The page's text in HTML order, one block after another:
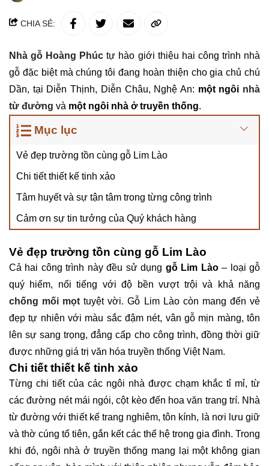
CHIA SẺ:
Nhà gỗ Hoàng Phúc tự hào giới thiệu hai công trình nhà
gỗ đặc biệt mà chúng tôi đang hoàn thiện cho gia chủ chú
Dần, tại Diễn Thịnh, Diễn Châu, Nghệ An: một ngôi nhà
từ đường và một ngôi nhà ở truyền thống.
Mục lục
Vẻ đẹp trường tồn cùng gỗ Lim Lào
Chi tiết thiết kế tinh xảo
Tâm huyết và sự tận tâm trong từng công trình
Cảm ơn sự tin tưởng của Quý khách hàng
Vẻ đẹp trường tồn cùng gỗ Lim Lào
Cả hai công trình này đều sử dụng gỗ Lim Lào– loại gỗ
quý hiếm, nổi tiếng với độ bền vượt trội và khả năng
chống mối mọttuyệt vời. Gỗ Lim Lào còn mang đến vẻ
đẹp tự nhiên với màu sắc đậm nét, vân gỗ mịn màng, tôn
lên sự sang trọng, đẳng cấp cho công trình, đồng thời giữ
được những giá trị văn hóa truyền thống Việt Nam.
Chi tiết thiết kế tinh xảo
Từng chi tiết của các ngôi nhà được chạm khắc tỉ mỉ, từ
các đường nét mái ngói, cột kèo đến hoa văn trang trí. Nhà
từ đường với thiết kế trang nghiêm, tôn kính, là nơi lưu giữ
và thờ cúng tổ tiên, gắn kết các thế hệ trong gia đình. Trong
khi đó, ngôi nhà ở truyền thống mang lại một không gian